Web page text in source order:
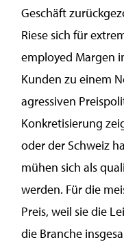
Geschäft
Riese sich für
employed Margen
Kunden zu einem
agressiven
Konkretisierung
oder der Schweiz
mühen sich als
werden. Für die
Preis, weil sie die
die Branche